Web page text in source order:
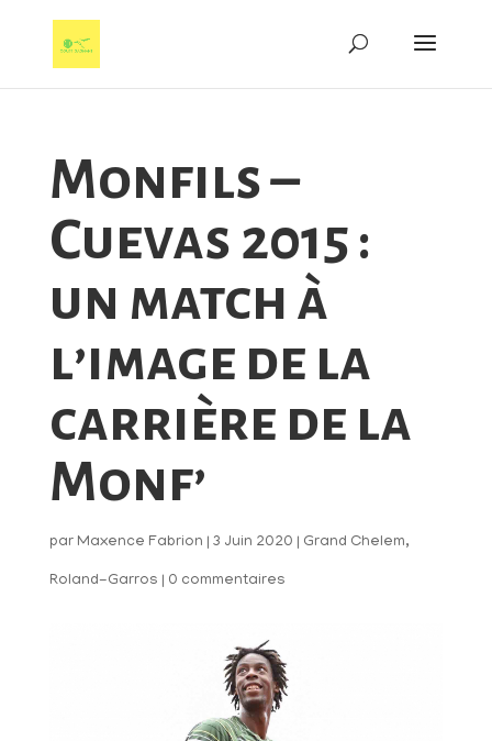
Monfils –
Cuevas 2015 :
un match à
l’image de la
carrière de la
Monf’
par Maxence Fabrion 3 Juin 2020 Grand Chelem,
Roland-Garros 0 commentaires